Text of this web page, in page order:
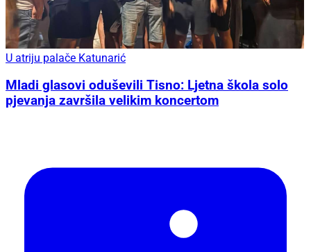
U atriju palače Katunarić
Mladi glasovi oduševili Tisno: Ljetna škola solo
pjevanja završila velikim koncertom